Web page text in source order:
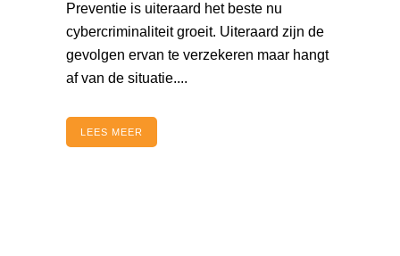
Preventie is uiteraard het beste nu
cybercriminaliteit groeit. Uiteraard zijn de
gevolgen ervan te verzekeren maar hangt
af van de situatie....
LEES MEER